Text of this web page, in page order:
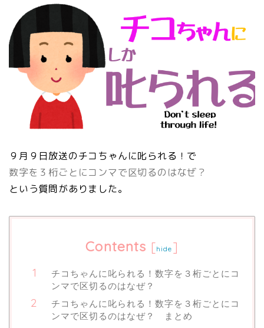
９月９日放送のチコちゃんに叱られる！で
数字を３桁ごとにコンマで区切るのはなぜ？
という質問がありました。
Contents [hide ]
チコちゃんに叱られる！数字を３桁ごとにコ
ンマで区切るのはなぜ？
チコちゃんに叱られる！数字を３桁ごとにコ
ンマで区切るのはなぜ？ まとめ